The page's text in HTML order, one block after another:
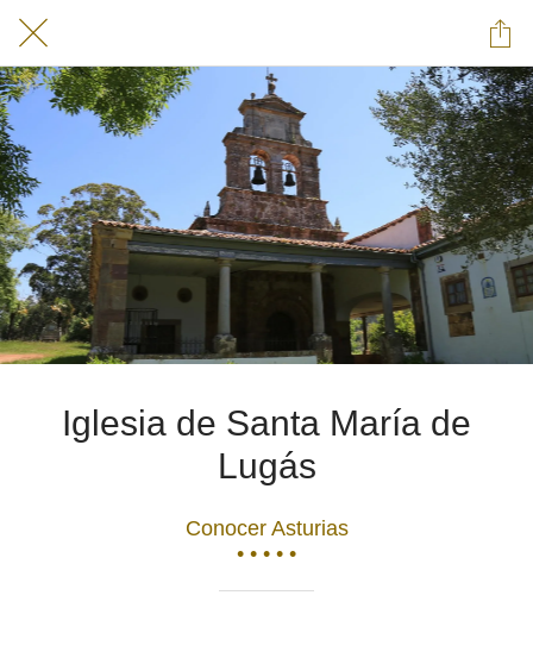
Iglesia de Santa María de
Lugás
Conocer Asturias
• • • • •